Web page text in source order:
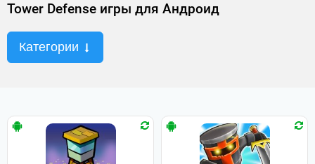
Tower Defense игры для Андроид
Категории